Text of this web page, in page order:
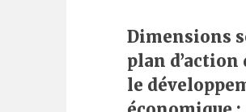
Dimensions
plan d’action
le